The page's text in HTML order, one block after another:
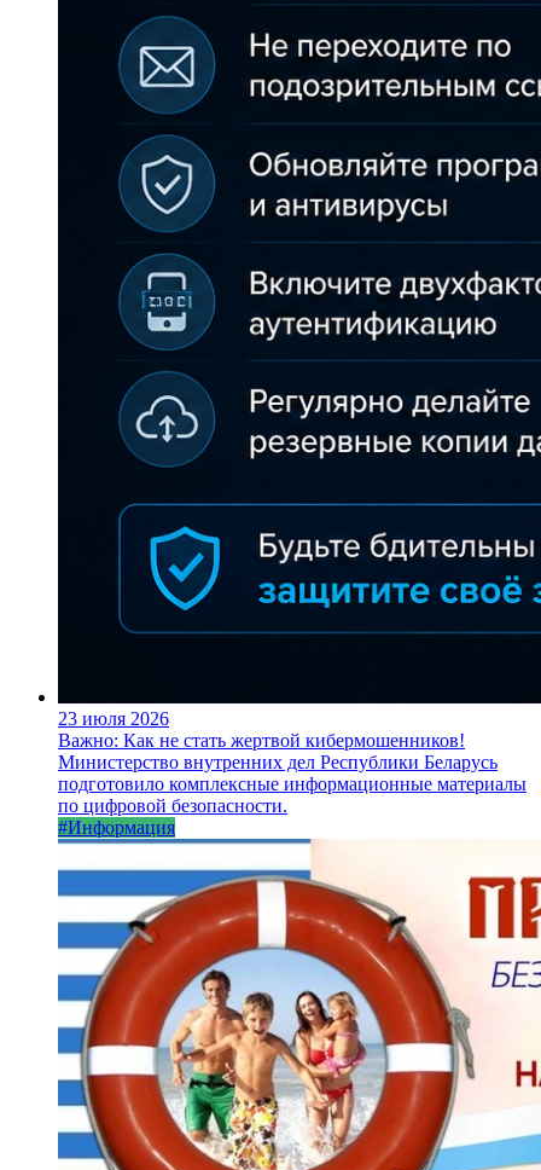
23 июля 2026
Важно: Как не стать жертвой кибермошенников!
Министерство внутренних дел Республики Беларусь
подготовило комплексные информационные материалы
по цифровой безопасности.
#Информация